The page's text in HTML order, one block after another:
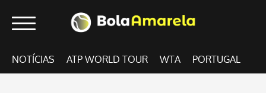
NOTÍCIAS ATP WORLD TOUR WTA PORTUGAL